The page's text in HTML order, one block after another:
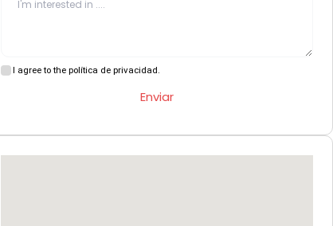
I agree to the política de privacidad.
Enviar